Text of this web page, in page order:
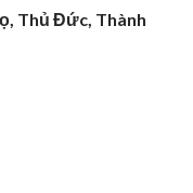
Thủ Đức, Thành